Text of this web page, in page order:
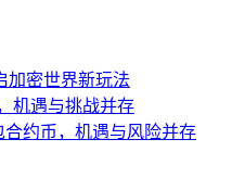
加密世界新玩法
机遇与挑战并存
约币，机遇与风险并存